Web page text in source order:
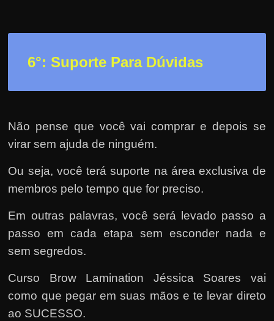
6°: Suporte Para Dúvidas
Não pense que você vai comprar e depois se
virar sem ajuda de ninguém.
Ou seja, você terá suporte na área exclusiva de
membros pelo tempo que for preciso.
Em outras palavras, você será levado passo a
passo em cada etapa sem esconder nada e
sem segredos.
Curso Brow Lamination Jéssica Soares vai
como que pegar em suas mãos e te levar direto
ao SUCESSO.